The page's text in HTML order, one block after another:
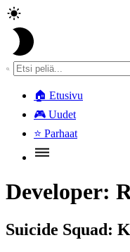
🏠 Etusivu
🎮 Uudet
⭐ Parhaat
Developer:
Suicide Squad: